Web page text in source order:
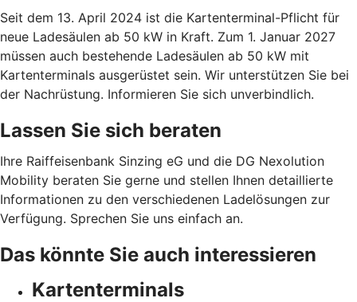
Seit dem 13. April 2024 ist die Kartenterminal-Pflicht für
neue Ladesäulen ab 50 kW in Kraft. Zum 1. Januar 2027
müssen auch bestehende Ladesäulen ab 50 kW mit
Kartenterminals ausgerüstet sein. Wir unterstützen Sie bei
der Nachrüstung. Informieren Sie sich unverbindlich.
Lassen Sie sich beraten
Ihre Raiffeisenbank Sinzing eG und die DG Nexolution
Mobility beraten Sie gerne und stellen Ihnen detaillierte
Informationen zu den verschiedenen Ladelösungen zur
Verfügung. Sprechen Sie uns einfach an.
Das könnte Sie auch interessieren
Kartenterminals